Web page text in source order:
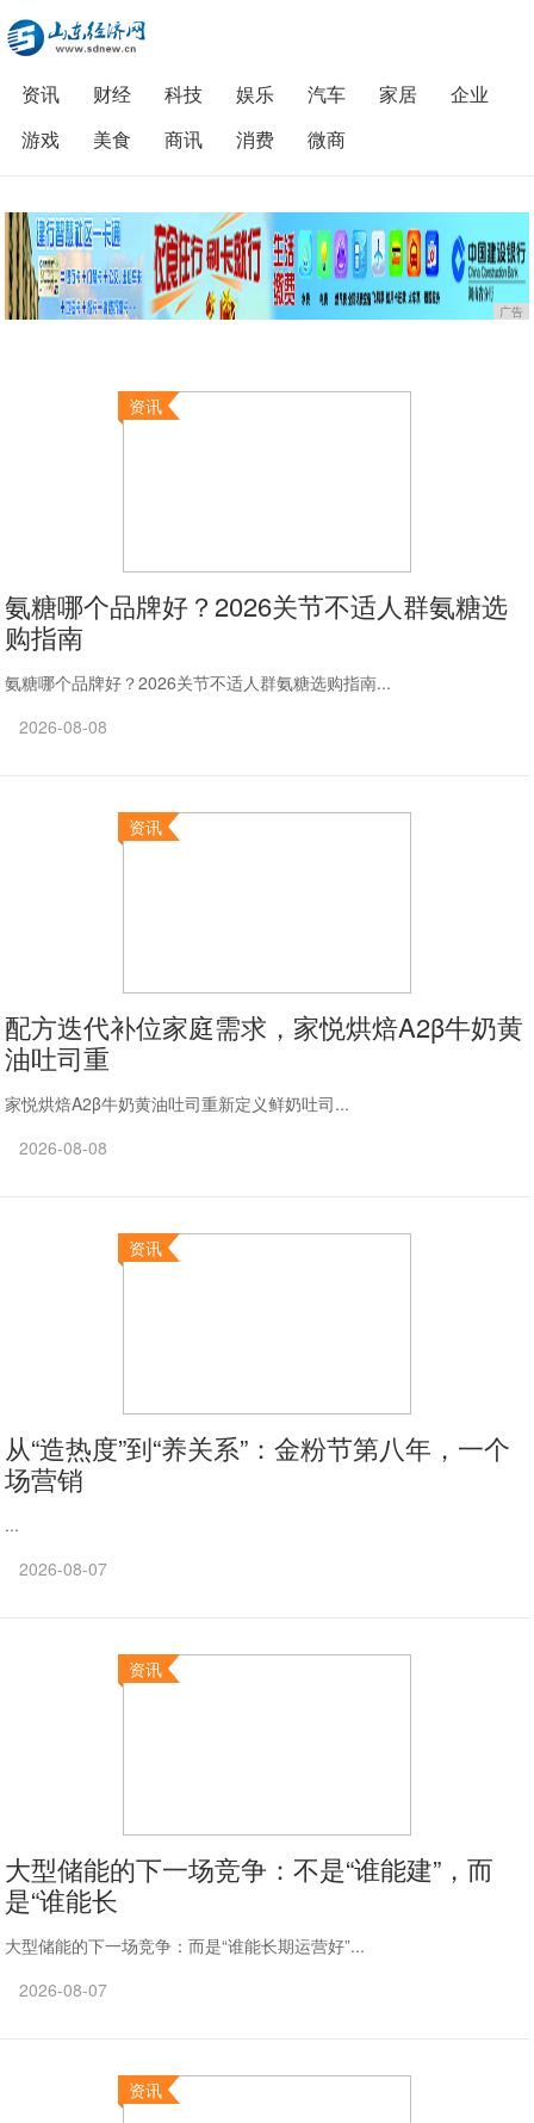
资讯 财经 科技 娱乐 汽车 家居
企业
游戏
美食 商讯 消费 微商
广告
资讯
氨糖哪个品牌好？2026关节不适人群氨糖选
购指南
氨糖哪个品牌好？2026关节不适人群氨糖选购指南...
2026-08-08
资讯
配方迭代补位家庭需求，家悦烘焙A2β牛奶黄
油吐司重
家悦烘焙A2β牛奶黄油吐司重新定义鲜奶吐司...
2026-08-08
资讯
从“造热度”到“养关系”：金粉节第八年，一个
场营销
...
2026-08-07
资讯
大型储能的下一场竞争：不是“谁能建”，而
是“谁能长
大型储能的下一场竞争：而是“谁能长期运营好”...
2026-08-07
资讯